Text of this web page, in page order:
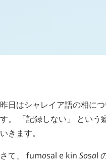
昨日はシャレイア語の相に
す。 「記録しない」 という
いきます。
さて、 fumosal e kin Sosal